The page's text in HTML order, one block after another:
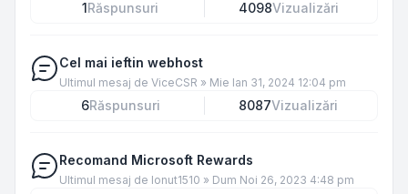
1Răspunsuri 4098Vizualizări
Cel mai ieftin webhost
Ultimul mesaj de ViceCSR » Mie Ian 31, 2024 12:04 pm
6Răspunsuri 8087Vizualizări
Recomand Microsoft Rewards
Ultimul mesaj de Ionut1510 » Dum Noi 26, 2023 4:48 pm